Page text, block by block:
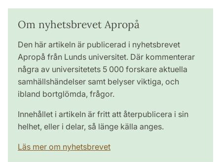
Om nyhetsbrevet Apropå
Den här artikeln är publicerad i nyhetsbrevet
Apropå från Lunds universitet. Där kommenterar
några av universitetets 5 000 forskare aktuella
samhällshändelser samt belyser viktiga, och
ibland bortglömda, frågor.
Innehållet i artikeln är fritt att återpublicera i sin
helhet, eller i delar, så länge källa anges.
Läs mer om nyhetsbrevet